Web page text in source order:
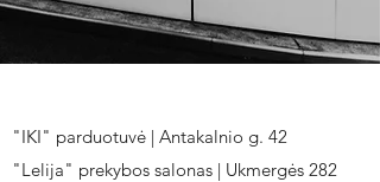
"IKI" parduotuvė | Antakalnio g. 42
"Lelija" prekybos salonas | Ukmergės 282